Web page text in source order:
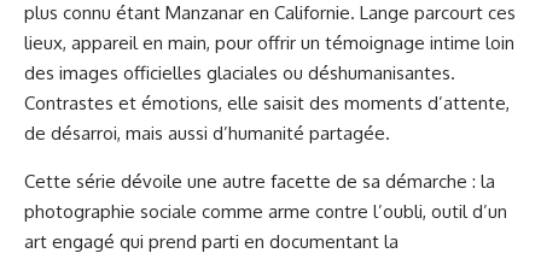
plus connu étant Manzanar en Californie. Lange parcourt ces
lieux, appareil en main, pour offrir un témoignage intime loin
des images officielles glaciales ou déshumanisantes.
Contrastes et émotions, elle saisit des moments d’attente,
de désarroi, mais aussi d’humanité partagée.
Cette série dévoile une autre facette de sa démarche : la
photographie sociale comme arme contre l’oubli, outil d’un
art engagé qui prend parti en documentant la